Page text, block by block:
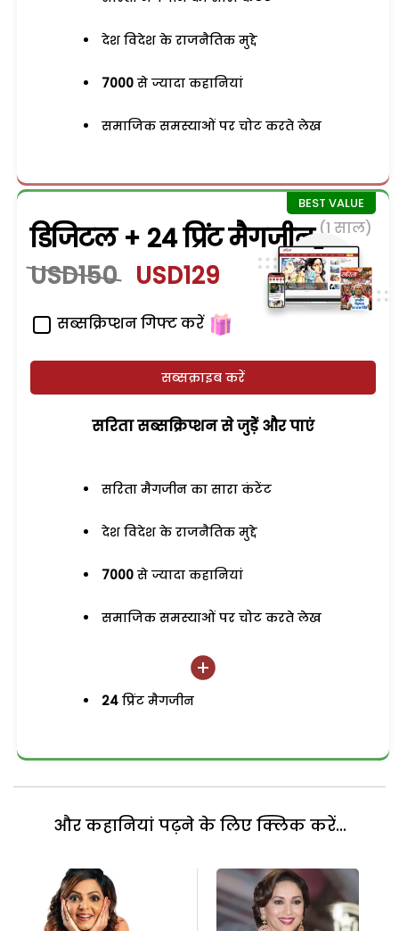
देश विदेश के राजनैतिक मुद्दे
7000 से ज्यादा कहानियां
समाजिक समस्याओं पर चोट करते लेख
डिजिटल + 24 प्रिंट मैगजीन (1 साल)
USD150 USD129
सब्सक्रिप्शन गिफ्ट करें
सब्सक्राइब करें
सरिता सब्सक्रिप्शन से जुड़ेें और पाएं
सरिता मैगजीन का सारा कंटेंट
देश विदेश के राजनैतिक मुद्दे
7000 से ज्यादा कहानियां
समाजिक समस्याओं पर चोट करते लेख
24 प्रिंट मैगजीन
और कहानियां पढ़ने के लिए क्लिक करें...